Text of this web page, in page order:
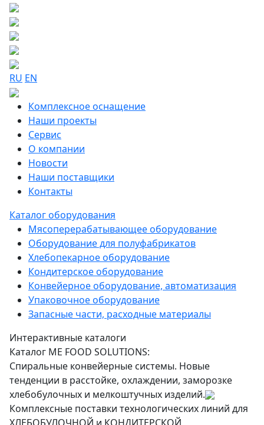
RU EN
Комплексное оснащение
Наши проекты
Сервис
О компании
Новости
Наши поставщики
Контакты
Каталог оборудования
Мясоперерабатывающее оборудование
Оборудование для полуфабрикатов
Хлебопекарное оборудование
Кондитерское оборудование
Конвейерное оборудование, автоматизация
Упаковочное оборудование
Запасные части, расходные материалы
Интерактивные каталоги
Каталог ME FOOD SOLUTIONS:
Спиральные конвейерные системы. Новые
тенденции в расстойке, охлаждении, заморозке
хлебобулочных и мелкоштучных изделий.
Комплексные поставки технологических линий для